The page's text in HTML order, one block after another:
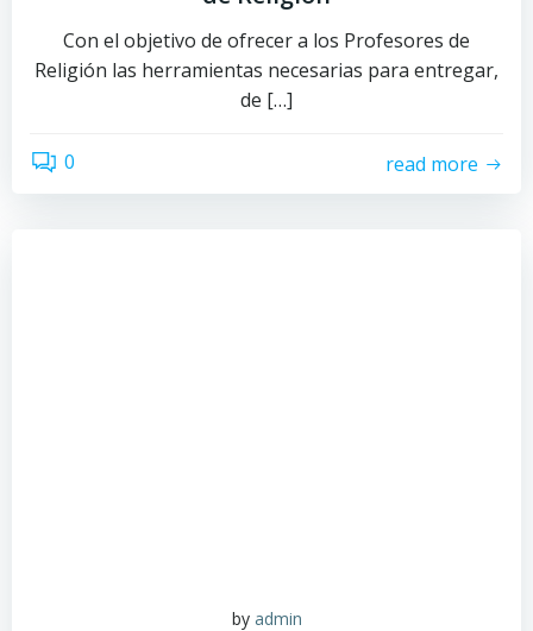
Con el objetivo de ofrecer a los Profesores de
Religión las herramientas necesarias para entregar,
de […]
0 read more
by admin